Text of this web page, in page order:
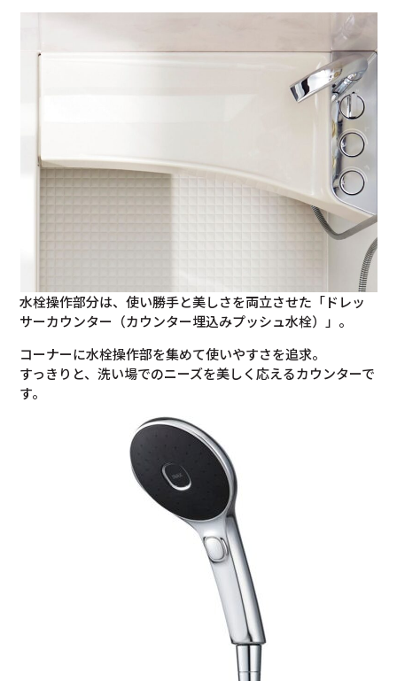
水栓操作部分は、使い勝手と美しさを両立させた「ドレッ
サーカウンター（カウンター埋込みプッシュ水栓）」。
コーナーに水栓操作部を集めて使いやすさを追求。
すっきりと、洗い場でのニーズを美しく応えるカウンターで
す。